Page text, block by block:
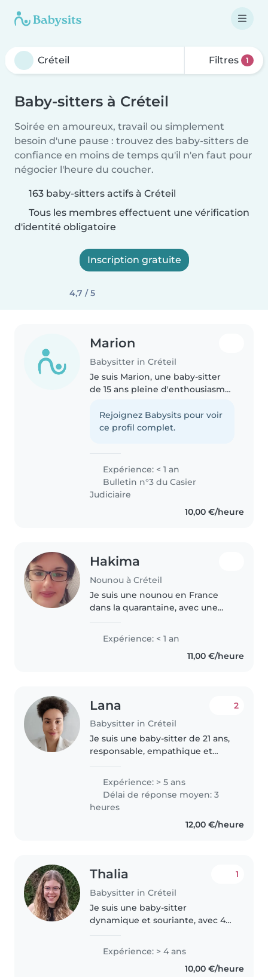
Filtres 1
Baby-sitters à Créteil
Soirée en amoureux, travail ou simplement
besoin d'une pause : trouvez des baby-sitters de
confiance en moins de temps qu'il n'en faut pour
négocier l'heure du coucher.
163 baby-sitters actifs à Créteil
Tous les membres effectuent une vérification
d'identité obligatoire
Inscription gratuite
4,7 / 5
Marion
Babysitter in Créteil
Je suis Marion, une baby-sitter
de 15 ans pleine d'enthousiasme
n'aie pas encore d'expérience
professionnelle, j'adore
Rejoignez Babysits pour voir
ce profil complet.
Expérience: < 1 an
Bulletin n°3 du Casier
Judiciaire
10,00 €/heure
Hakima
Nounou à Créteil
Je suis une nounou en France
dans la quarantaine, avec une
d'âge préscolaire. Je suis
patiente, drôle et sportive, et
Expérience: < 1 an
11,00 €/heure
Lana
Babysitter in Créteil
2
Je suis une baby-sitter de 21 ans,
responsable, empathique et
d'expérience auprès d'enfants
de tous âges, y compris les
enfants avec des besoins
Expérience: > 5 ans
Délai de réponse moyen: 3
heures
12,00 €/heure
Thalia
Babysitter in Créteil
1
Je suis une baby-sitter
dynamique et souriante, avec 4
d'enfants de tous âges, des tout-
petits aux adolescents. J'ai été
entraîneur de natation artistique
Expérience: > 4 ans
10,00 €/heure